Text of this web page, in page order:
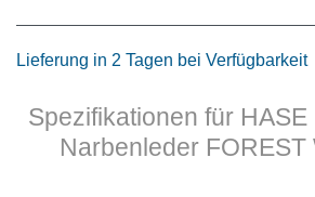
Lieferung in 2 Tagen bei Verfügbarkeit
Spezifikationen für
Narbenleder FOREST